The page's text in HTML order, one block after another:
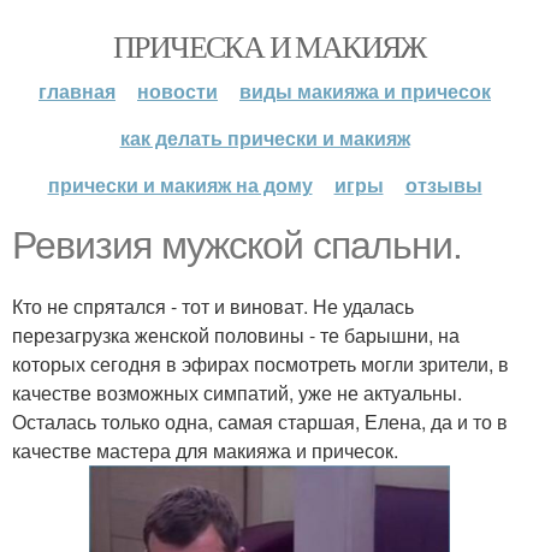
ПРИЧЕСКА И МАКИЯЖ
главная новости
виды макияжа и причесок
как делать прически и макияж
прически и макияж на дому
игры отзывы
Ревизия мужской спальни.
Кто не спрятался - тот и виноват. Не удалась
перезагрузка женской половины - те барышни, на
которых сегодня в эфирах посмотреть могли зрители, в
качестве возможных симпатий, уже не актуальны.
Осталась только одна, самая старшая, Елена, да и то в
качестве мастера для макияжа и причесок.